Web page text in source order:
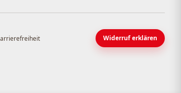
Widerruf erklären